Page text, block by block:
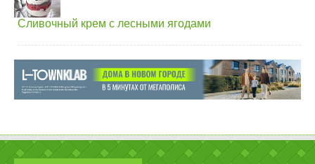
Сливочный крем с лесными ягодами